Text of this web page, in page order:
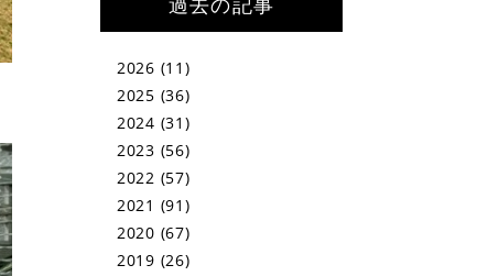
過去の記事
2026 (11)
2025 (36)
2024 (31)
2023 (56)
2022 (57)
2021 (91)
2020 (67)
2019 (26)